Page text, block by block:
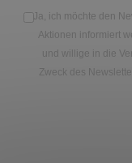
Ja, ich möchte den
Aktionen informiert
und willige in die
Zweck des